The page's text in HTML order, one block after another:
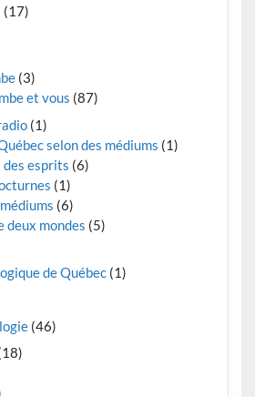
(17)
(3)
et vous (87)
(1)
selon des médiums (1)
des esprits (6)
(1)
(6)
deux mondes (5)
de Québec(1)
(46)